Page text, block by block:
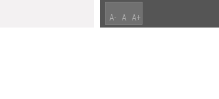
A- A A+